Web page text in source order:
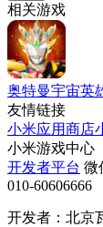
相关游戏
奥特曼宇宙英
友情链接
小米应用商店
小米游戏中心
开发者平台 微
010-60606666
开发者：北京